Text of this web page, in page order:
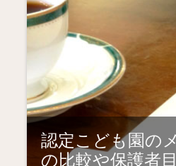
認定こども園の
の比較や保護者